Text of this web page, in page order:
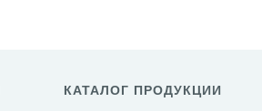
КАТАЛОГ ПРОДУКЦИИ